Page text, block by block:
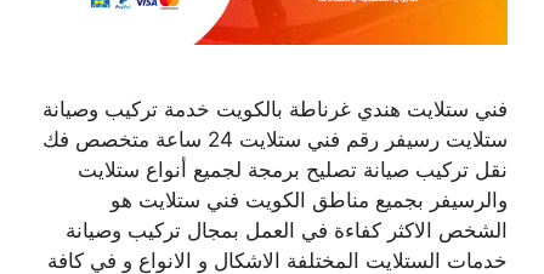
فني ستلايت هندي غرناطة بالكويت خدمة تركيب وصيانة
ستلايت رسيفر رقم فني ستلايت 24 ساعة متخصص فك
نقل تركيب صيانة تصليح برمجة لجميع أنواع ستلايت
والرسيفر بجميع مناطق الكويت فني ستلايت هو
الشخص الاكثر كفاءة في العمل بمجال تركيب وصيانة
خدمات الستلايت المختلفة الاشكال و الانواع و في كافة